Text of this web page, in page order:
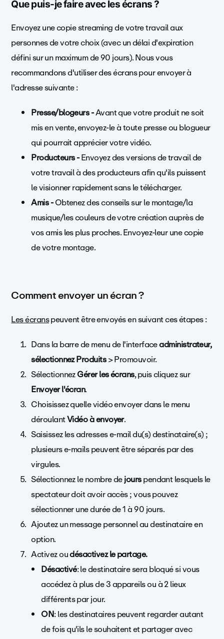
Que puis-je faire avec les écrans ?
Envoyez une copie streaming de votre travail aux
personnes de votre choix (avec un délai d'expiration
défini sur un maximum de 90 jours). Nous vous
recommandons d'utiliser des écrans pour envoyer à
l'adresse suivante :
Presse/blogeurs -Avant que votre produit ne soit
mis en vente, envoyez-le à toute presse ou blogueur
qui pourrait apprécier votre vidéo.
Producteurs -Envoyez des versions de travail de
votre travail à des producteurs afin qu'ils puissent
le visionner rapidement sans le télécharger.
Amis -Obtenez des conseils sur le montage/la
musique/les couleurs de votre création auprès de
vos amis les plus proches. Envoyez-leur une copie
de votre montage.
Comment envoyer un écran ?
Les écranspeuvent être envoyés en suivant ces étapes :
Dans la barre de menu de l'interfaceadministrateur,
sélectionnez Produits> Promouvoir.
SélectionnezGérer les écrans, puis cliquez sur
Envoyer l'écran.
Choisissez quelle vidéo envoyer dans le menu
déroulantVidéo à envoyer.
Saisissez les adresses e-mail du(s) destinataire(s) ;
plusieurs e-mails peuvent être séparés par des
virgules.
Sélectionnez le nombre dejourspendant lesquels le
spectateur doit avoir accès ; vous pouvez
sélectionner une durée de 1 à 90 jours.
Ajoutez un message personnel au destinataire en
option.
Activez oudésactivez le partage.
Désactivé: le destinataire sera bloqué si vous
accédez à plus de 3 appareils ou à 2 lieux
différents par jour.
ON: les destinataires peuvent regarder autant
de fois qu'ils le souhaitent et partager avec